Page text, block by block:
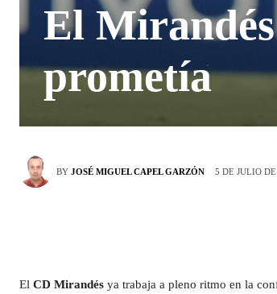
El
prometía
BY JOSÉ MIGUEL CAPEL GARZÓN 5 DE JULIO
El CD Mirandés ya trabaja a pleno ritmo en la